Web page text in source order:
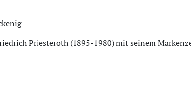
Priesteroth (1895-1980) mit seinem